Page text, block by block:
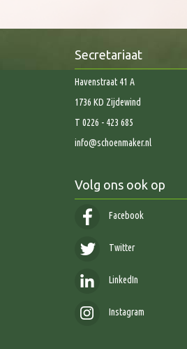
Secretariaat
Havenstraat 41 A
1736 KD Zijdewind
T 0226 - 423 685
info@schoenmaker.nl
Volg ons ook op
Facebook
Twitter
LinkedIn
Instagram